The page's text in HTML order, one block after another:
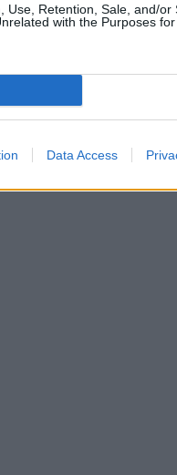
Use, Retention, Sale, and/or
with the Purposes
Data Access